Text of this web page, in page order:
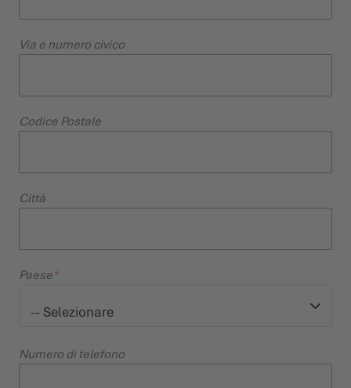
Via e numero civico
Codice Postale
Città
Paese
Numero di telefono